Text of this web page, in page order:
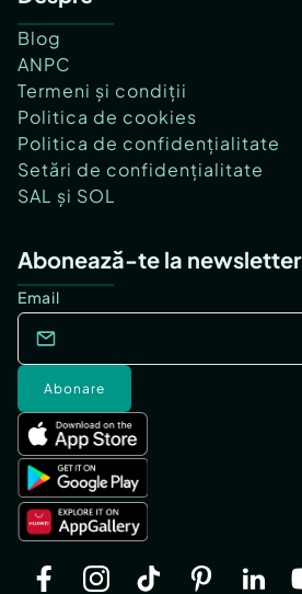
Blog
ANPC
Termeni și condiții
Politica de cookies
Politica de confidențialitate
Setări de confidențialitate
SAL și SOL
Abonează-te la newsletter
Email
Abonare